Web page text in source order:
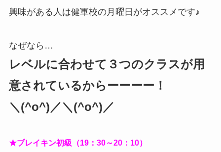
興味がある人は健軍校の月曜日がオススメです♪
なぜなら…
レベルに合わせて３つのクラスが用
意されているからーーーー！
＼(^o^)／＼(^o^)／
★ブレイキン初級（19：30～20：10）